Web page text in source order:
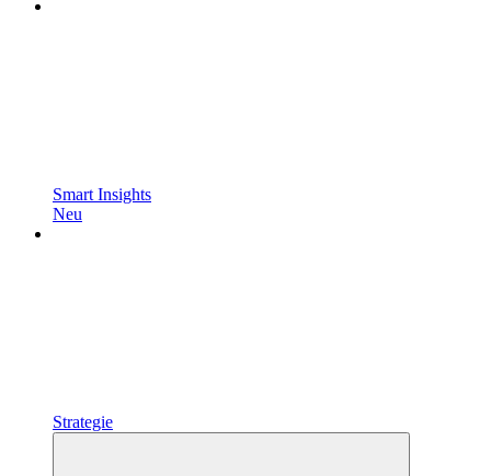
Smart Insights
Neu
Strategie